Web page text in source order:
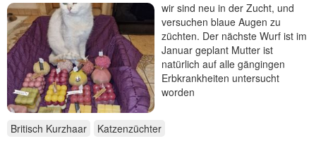
wir sind neu in der Zucht, und
versuchen blaue Augen zu
züchten. Der nächste Wurf ist im
Januar geplant Mutter ist
natürlich auf alle gängingen
Erbkrankheiten untersucht
worden
Britisch Kurzhaar
Katzenzüchter